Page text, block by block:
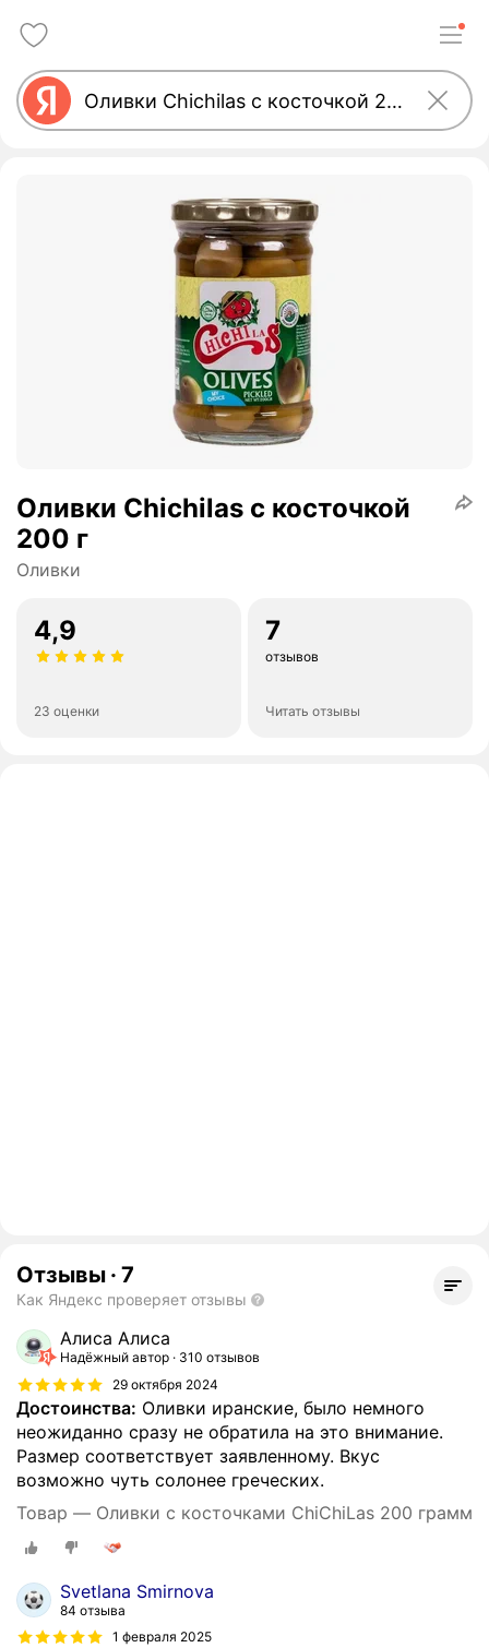
Оливки Chichilas с косточкой
200 г
Оливки
4,9
23 оценки
7
отзывов
Читать отзывы
Отзывы · 7
Как Яндекс проверяет отзывы
Алиса Алиса
Надёжный автор
310 отзывов
29 октября 2024
Достоинства: Оливки иранские, было немного
неожиданно сразу не обратила на это внимание.
Размер соответствует заявленному. Вкус
возможно чуть солонее греческих.
Товар — Оливки с косточками ChiChiLas 200 грамм
Svetlana Smirnova
84 отзыва
1 февраля 2025